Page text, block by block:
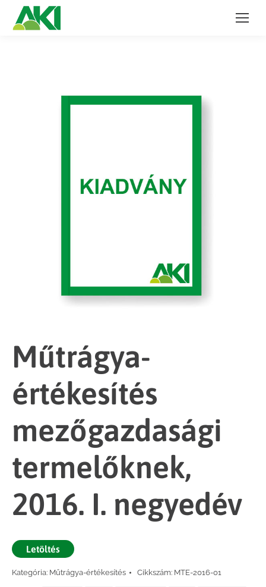
Műtrágya-
értékesítés
mezőgazdasági
termelőknek,
2016. I. negyedév
Letöltés
Kategória: Műtrágya-értékesítés Cikkszám: MTE-2016-01